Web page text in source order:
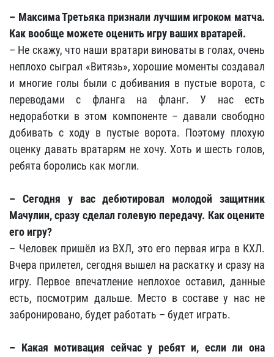
– Максима Третьяка признали лучшим игроком матча.
Как вообще можете оценить игру ваших вратарей.
– Не скажу, что наши вратари виноваты в голах, очень
неплохо сыграл «Витязь», хорошие моменты создавал
и многие голы были с добивания в пустые ворота, с
переводами с фланга на фланг. У нас есть
недоработки в этом компоненте – давали свободно
добивать с ходу в пустые ворота. Поэтому плохую
оценку давать вратарям не хочу. Хоть и шесть голов,
ребята боролись как могли.
– Сегодня у вас дебютировал молодой защитник
Мачулин, сразу сделал голевую передачу. Как оцените
его игру?
– Человек пришёл из ВХЛ, это его первая игра в КХЛ.
Вчера прилетел, сегодня вышел на раскатку и сразу на
игру. Первое впечатление неплохое оставил, данные
есть, посмотрим дальше. Место в составе у нас не
забронировано, будет работать – будет играть.
– Какая мотивация сейчас у ребят и, если ли она